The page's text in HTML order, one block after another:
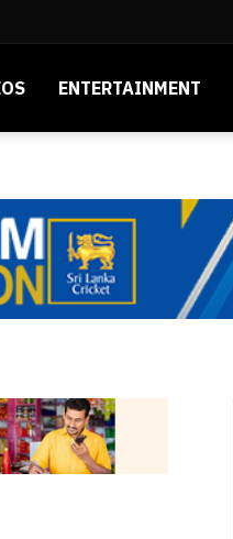
ENTERTAINMENT